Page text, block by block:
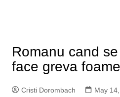
Romanu cand
face greva
Cristi Dorombach May